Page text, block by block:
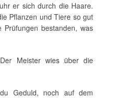
er sich durch die Haare.
Pflanzen und Tiere so gut
bestanden, was
Meister wies über die
Geduld, noch auf dem